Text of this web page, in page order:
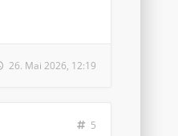
26. Mai 2026, 12:19
5